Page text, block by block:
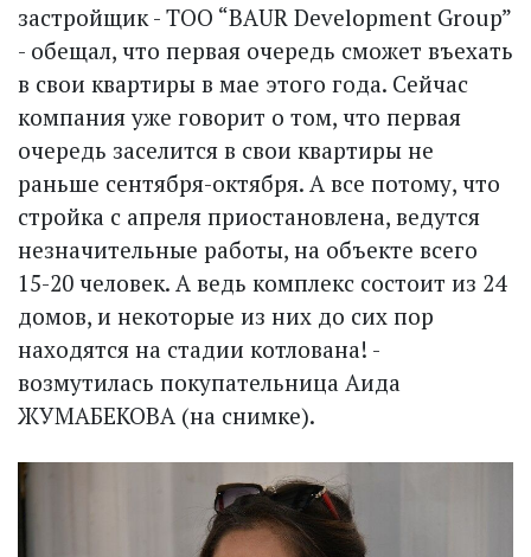
застройщик - ТОО “BAUR Development Group”
- обещал, что первая очередь сможет въехать
в свои квартиры в мае этого года. Сейчас
компания уже говорит о том, что первая
очередь заселится в свои квартиры не
раньше сентября-октября. А все потому, что
стройка с апреля приостановлена, ведутся
незначительные работы, на объекте всего
15-20 человек. А ведь комплекс состоит из 24
домов, и некоторые из них до сих пор
находятся на стадии котлована! -
возмутилась покупательница Аида
ЖУМАБЕКОВА (на снимке).